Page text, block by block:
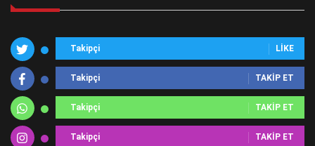
Takipçi LIKE
Takipçi TAKIP ET
Takipçi TAKIP ET
Takipçi TAKIP ET